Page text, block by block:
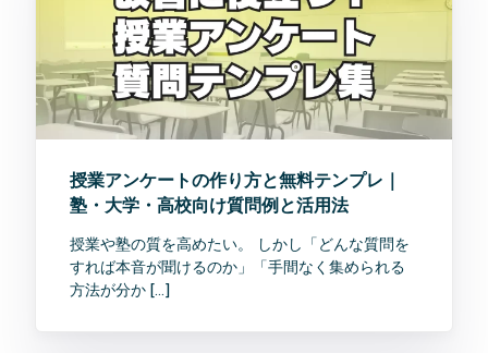
授業アンケートの作り方と無料テンプレ｜
塾・大学・高校向け質問例と活用法
授業や塾の質を高めたい。 しかし「どんな質問を
すれば本音が聞けるのか」「手間なく集められる
方法が分か […]